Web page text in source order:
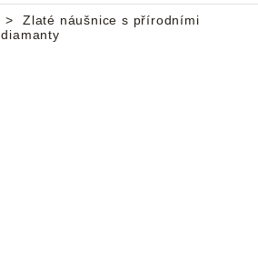
Zlaté náušnice s přírodními
diamanty